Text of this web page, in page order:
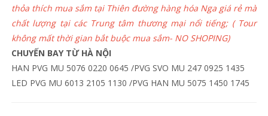
thỏa thích mua sắm tại Thiên đường hàng hóa Nga giá rẻ mà
chất lượng tại các Trung tâm thương mại nổi tiếng; ( Tour
không mất thời gian bắt buộc mua sắm- NO SHOPING)
CHUYẾN BAY TỪ HÀ NỘI
HAN PVG MU 5076 0220 0645 /PVG SVO MU 247 0925 1435
LED PVG MU 6013 2105 1130 /PVG HAN MU 5075 1450 1745